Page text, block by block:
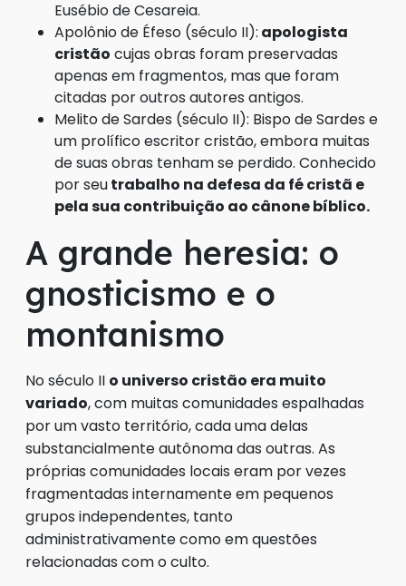
Eusébio de Cesareia.
Apolônio de Éfeso (século II): apologista
cristão cujas obras foram preservadas
apenas em fragmentos, mas que foram
citadas por outros autores antigos.
Melito de Sardes (século II): Bispo de Sardes e
um prolífico escritor cristão, embora muitas
de suas obras tenham se perdido. Conhecido
por seutrabalho na defesa da fé cristã e
pela sua contribuição ao cânone bíblico.
A grande heresia: o
gnosticismo e o
montanismo
No século II o universo cristão era muito
variado, com muitas comunidades espalhadas
por um vasto território, cada uma delas
substancialmente autônoma das outras. As
próprias comunidades locais eram por vezes
fragmentadas internamente em pequenos
grupos independentes, tanto
administrativamente como em questões
relacionadas com o culto.